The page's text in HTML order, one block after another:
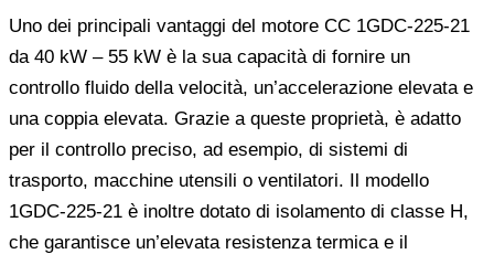
Uno dei principali vantaggi del motore CC 1GDC-225-21
da 40 kW – 55 kW è la sua capacità di fornire un
controllo fluido della velocità, un’accelerazione elevata e
una coppia elevata. Grazie a queste proprietà, è adatto
per il controllo preciso, ad esempio, di sistemi di
trasporto, macchine utensili o ventilatori. Il modello
1GDC-225-21 è inoltre dotato di isolamento di classe H,
che garantisce un’elevata resistenza termica e il